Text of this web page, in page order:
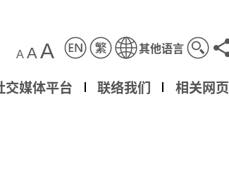
A AA
其他语言
交媒体平台 联络我们 相关网页